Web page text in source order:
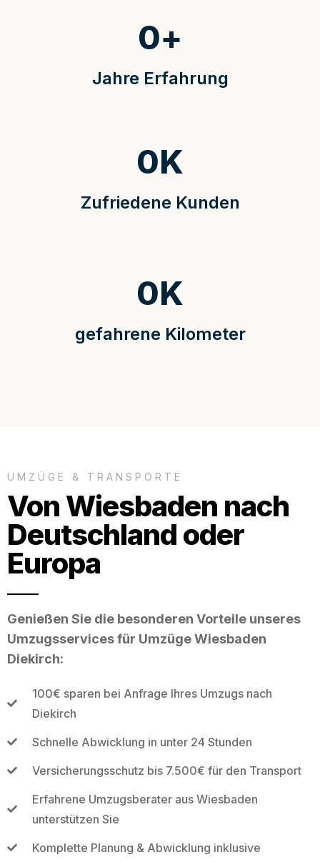
Jahre Erfahrung
0+
Zufriedene Kunden
0K
gefahrene Kilometer
0K
UMZÜGE & TRANSPORTE
Von Wiesbaden nach
Deutschland oder
Europa
Genießen Sie die besonderen Vorteile unseres
Umzugsservices für Umzüge Wiesbaden
Diekirch:
100€ sparen bei Anfrage Ihres Umzugs nach
Diekirch
Schnelle Abwicklung in unter 24 Stunden
Versicherungsschutz bis 7.500€ für den Transport
Erfahrene Umzugsberater aus Wiesbaden
unterstützen Sie
Komplette Planung & Abwicklung inklusive